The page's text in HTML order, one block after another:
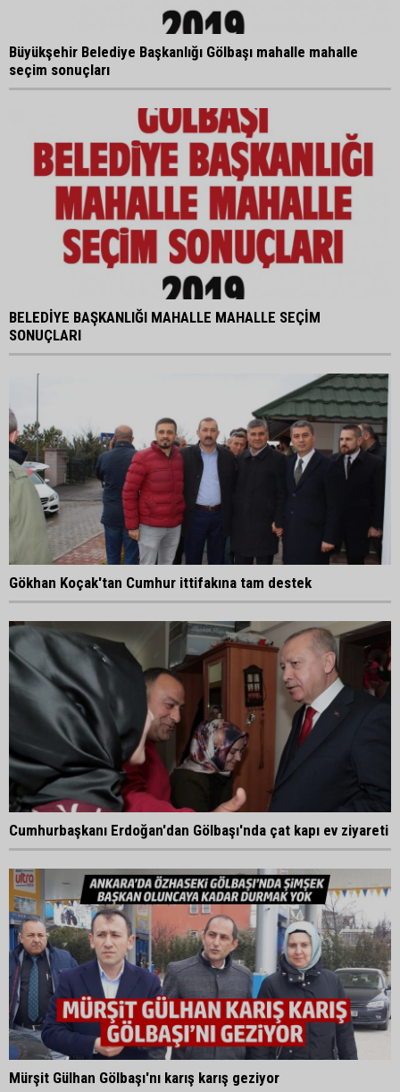
Büyükşehir Belediye Başkanlığı Gölbaşı mahalle mahalle
seçim sonuçları
BELEDİYE BAŞKANLIĞI MAHALLE MAHALLE SEÇİM
SONUÇLARI
Gökhan Koçak'tan Cumhur ittifakına tam destek
Cumhurbaşkanı Erdoğan'dan Gölbaşı'nda çat kapı ev ziyareti
Mürşit Gülhan Gölbaşı'nı karış karış geziyor